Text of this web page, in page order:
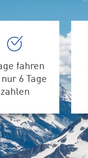
fahren
6 Tage
zahlen